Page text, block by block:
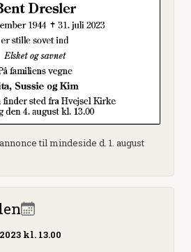
til mindeside d. 1. august
kl. 13.00